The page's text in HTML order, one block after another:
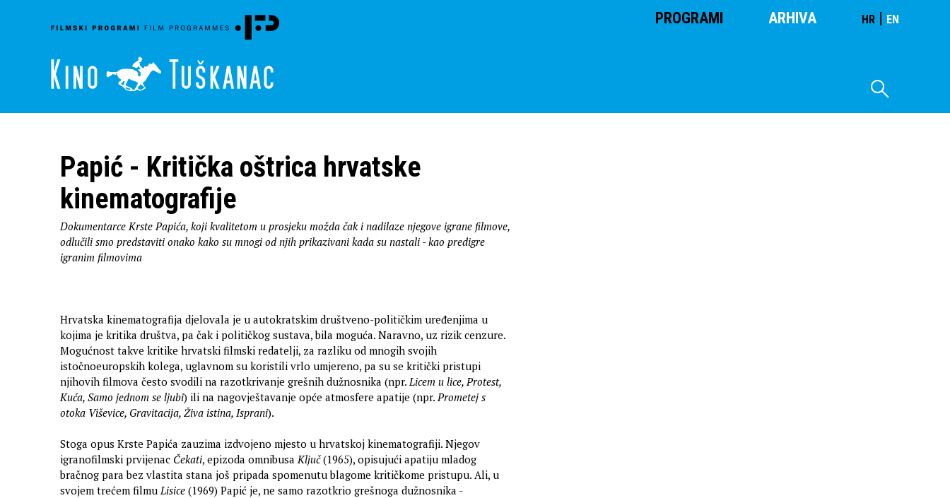
PROGRAMI ARHIVA HR | EN
Papić - Kritička oštrica hrvatske
kinematografije
Dokumentarce Krste Papića, koji kvalitetom u prosjeku možda čak i nadilaze njegove igrane filmove,
odlučili smo predstaviti onako kako su mnogi od njih prikazivani kada su nastali - kao predigre
igranim filmovima
Hrvatska kinematografija djelovala je u autokratskim društveno-političkim uređenjima u
kojima je kritika društva, pa čak i političkog sustava, bila moguća. Naravno, uz rizik cenzure.
Mogućnost takve kritike hrvatski filmski redatelji, za razliku od mnogih svojih
istočnoeuropskih kolega, uglavnom su koristili vrlo umjereno, pa su se kritički pristupi
njihovih filmova često svodili na razotkrivanje grešnih dužnosnika (npr.Licem u lice, Protest,
Kuća, Samo jednom se ljubi) ili na nagovještavanje opće atmosfere apatije (npr.Prometej s
otoka Viševice, Gravitacija, Živa istina, Isprani).
Stoga opus Krste Papića zauzima izdvojeno mjesto u hrvatskoj kinematografiji. Njegov
igranofilmski prvijenac Čekati, epizoda omnibusaKljuč(1965), opisujući apatiju mladog
bračnog para bez vlastita stana još pripada spomenutu blagome kritičkome pristupu. Ali, u
svojem trećem filmuLisice (1969) Papić je, ne samo razotkrio grešnoga dužnosnika -